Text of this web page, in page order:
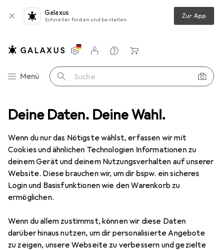
Deine Daten. Deine Wahl.
Wenn du nur das Nötigste wählst, erfassen wir mit
Cookies und ähnlichen Technologien Informationen zu
deinem Gerät und deinem Nutzungsverhalten auf unserer
Website. Diese brauchen wir, um dir bspw. ein sicheres
Login und Basisfunktionen wie den Warenkorb zu
ermöglichen.
Wenn du allem zustimmst, können wir diese Daten
darüber hinaus nutzen, um dir personalisierte Angebote
zu zeigen, unsere Webseite zu verbessern und gezielte
Galaxus
Schneller finden und bestellen Zur App
Navigation nach Kategorien
Menü Suche
Einstellungen
Kundenkonto
Vergleichslisten
Merklisten
Warenkorb
Sicherheitsschuhe Oxypas Lina
Oxypas Lina
40
Zubehör für Oxypas Lina
Lina.
Relevanz